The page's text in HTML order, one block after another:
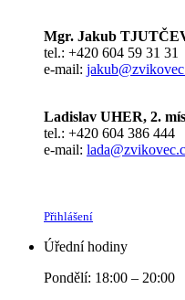
Mgr. Jakub
tel.: +420 604 59 31 31
e-mail:
Ladislav UHER, 2.
tel.: +420 604 386 444
e-mail:
Přihlášení
Úřední hodiny
Pondělí: 18:00 – 20:00